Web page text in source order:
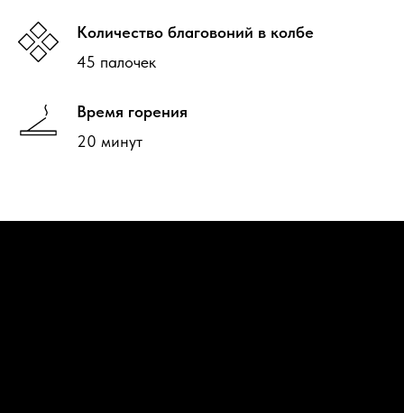
Количество благовоний в колбе
45 палочек
Время горения
20 минут